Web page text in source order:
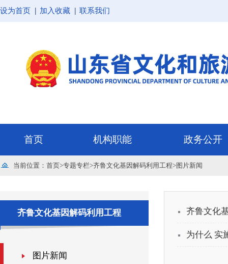
设为首页 加入收藏 联系我们
首页 机构职能 政务公开
当前位置： 首页>专题专栏>齐鲁文化基因解码利用工程>图片新闻
齐鲁文化基因解码利用工程
图片新闻
齐鲁文化
为什么 实